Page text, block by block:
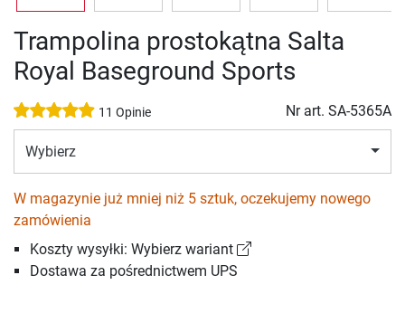
Trampolina prostokątna Salta
Royal Baseground Sports
11 Opinie Nr art. SA-5365A
Wybierz
W magazynie już mniej niż 5 sztuk, oczekujemy nowego
zamówienia
Koszty wysyłki: Wybierz wariant
Dostawa za pośrednictwem UPS